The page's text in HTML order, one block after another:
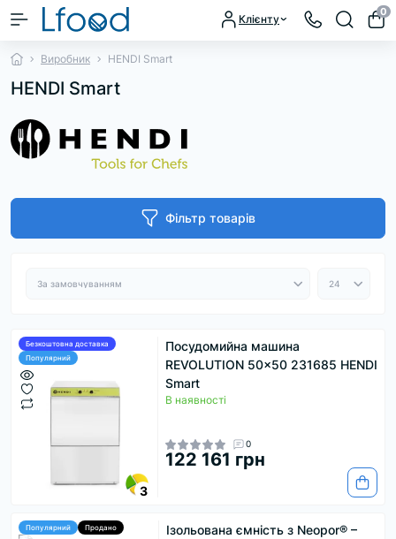
Клієнту
0
Виробник HENDI Smart
HENDI Smart
Фільтр товарів
Безкоштовна доставка
Популярний
3
Посудомийна машина
REVOLUTION 50x50 231685 HENDI
Smart
В наявності
0
122 161 грн
Популярний Продано
Ізольована ємність з Neopor® –